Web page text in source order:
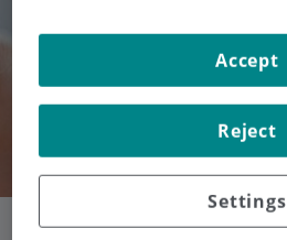
Cercar
Settings
Reject
Accept